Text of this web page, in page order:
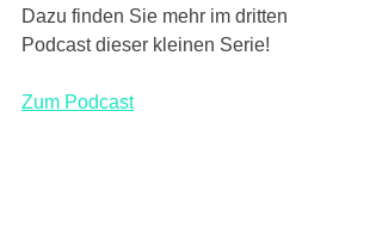
Dazu finden Sie mehr im dritten
Podcast dieser kleinen Serie!
Zum Podcast